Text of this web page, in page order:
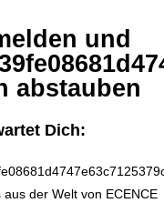
und
abstauben
Dich:
der Welt von ECENCE